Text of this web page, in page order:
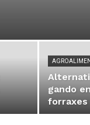
gando
forraxes